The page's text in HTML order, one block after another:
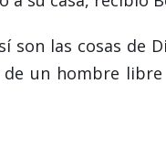
son las cosas de
un hombre